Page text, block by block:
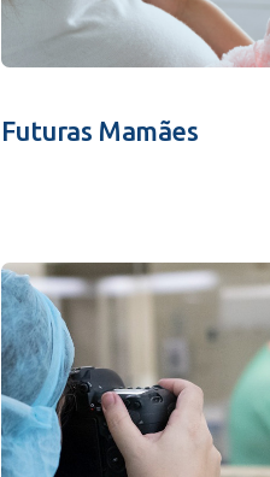
Futuras Mamães